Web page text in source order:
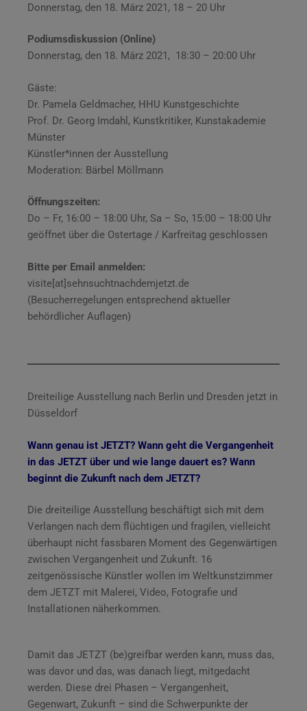
Donnerstag, den 18. März 2021, 18 – 20 Uhr
Podiumsdiskussion (Online)
Donnerstag, den 18. März 2021, 18:30 – 20:00 Uhr
Gäste:
Dr. Pamela Geldmacher, HHU Kunstgeschichte
Prof. Dr. Georg Imdahl, Kunstkritiker, Kunstakademie
Münster
Künstler*innen der Ausstellung
Moderation: Bärbel Möllmann
Öffnungszeiten:
Do – Fr, 16:00 – 18:00 Uhr, Sa – So, 15:00 – 18:00 Uhr
geöffnet über die Ostertage / Karfreitag geschlossen
Bitte per Email anmelden:
visite[at]sehnsuchtnachdemjetzt.de
(Besucherregelungen entsprechend aktueller
behördlicher Auflagen)
Dreiteilige Ausstellung nach Berlin und Dresden jetzt in
Düsseldorf
Wann genau ist JETZT? Wann geht die Vergangenheit
in das JETZT über und wie lange dauert es? Wann
beginnt die Zukunft nach dem JETZT?
Die dreiteilige Ausstellung beschäftigt sich mit dem
Verlangen nach dem flüchtigen und fragilen, vielleicht
überhaupt nicht fassbaren Moment des Gegenwärtigen
zwischen Vergangenheit und Zukunft. 16
zeitgenössische Künstler wollen im Weltkunstzimmer
dem JETZT mit Malerei, Video, Fotografie und
Installationen näherkommen.
Damit das JETZT (be)greifbar werden kann, muss das,
was davor und das, was danach liegt, mitgedacht
werden. Diese drei Phasen – Vergangenheit,
Gegenwart, Zukunft – sind die Schwerpunkte der